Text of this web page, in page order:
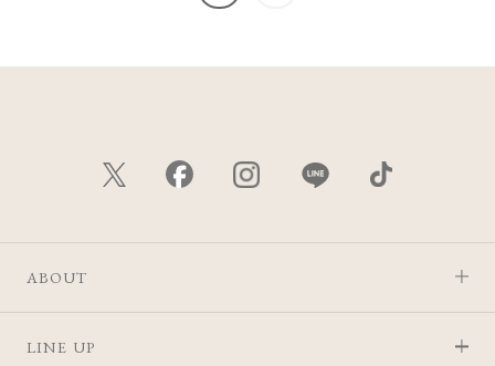
ABOUT
LINE UP